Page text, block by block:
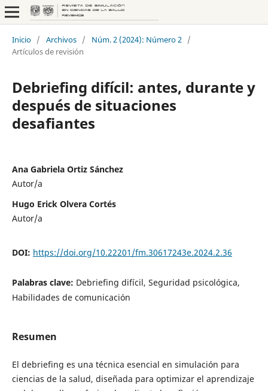
Inicio / Archivos / Núm. 2 (2024): Número 2 /
Artículos de revisión
Debriefing difícil: antes, durante y
después de situaciones
desafiantes
Ana Gabriela Ortiz Sánchez
Autor/a
Hugo Erick Olvera Cortés
Autor/a
DOI: https://doi.org/10.22201/fm.30617243e.2024.2.36
Palabras clave: Debriefing difícil, Seguridad psicológica,
Habilidades de comunicación
Resumen
El debriefing es una técnica esencial en simulación para
ciencias de la salud, diseñada para optimizar el aprendizaje